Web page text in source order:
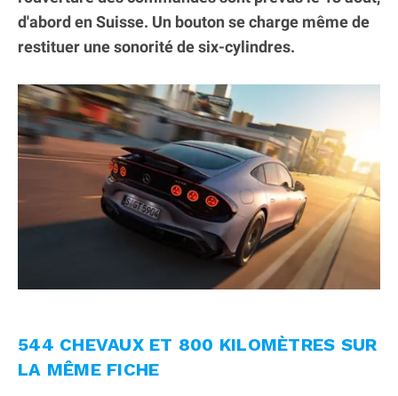
d'abord en Suisse. Un bouton se charge même de
restituer une sonorité de six-cylindres.
544 CHEVAUX ET 800 KILOMÈTRES SUR
LA MÊME FICHE